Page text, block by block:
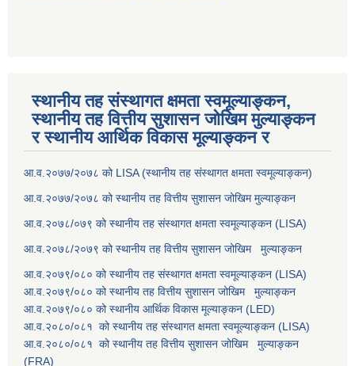
स्थानीय तह संस्थागत क्षमता स्वमूल्याङ्कन,
स्थानीय तह वित्तीय सुशासन जोखिम मुल्याङ्कन
र स्थानीय आर्थिक विकास मूल्याङ्कन र
आ.व.२०७७/२०७८ को LISA (स्थानीय तह संस्थागत क्षमता स्वमूल्याङ्कन)
आ.व.२०७७/२०७८ को स्थानीय तह वित्तीय सुशासन जोखिम मुल्याङ्कन
आ.व.२०७८/०७९ को स्थानीय तह संस्थागत क्षमता स्वमूल्याङ्कन (LISA)
आ.व.२०७८/२०७९ को स्थानीय तह वित्तीय सुशासन जोखिम मुल्याङ्कन
आ.व.२०७९/०८० को स्थानीय तह संस्थागत क्षमता स्वमूल्याङ्कन (LISA)
आ.व.२०७९/०८० को स्थानीय तह वित्तीय सुशासन जोखिम मुल्याङ्कन
आ.व.२०७९/०८० को स्थानीय आर्थिक विकास मूल्याङ्कन (LED)
आ.व.२०८०/०८१ को स्थानीय तह संस्थागत क्षमता स्वमूल्याङ्कन (LISA)
आ.व.२०८०/०८१ को स्थानीय तह वित्तीय सुशासन जोखिम मुल्याङ्कन
(FRA)